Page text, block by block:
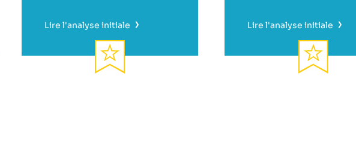
Lire l'analyse initiale › Lire l'analyse initiale ›